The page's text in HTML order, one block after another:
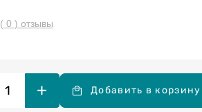
( 0 ) отзывы
+ Добавить в корзину